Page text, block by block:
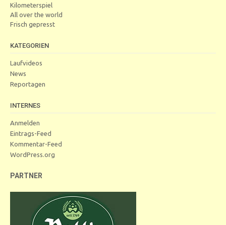
Kilometerspiel
All over the world
Frisch gepresst
KATEGORIEN
Laufvideos
News
Reportagen
INTERNES
Anmelden
Eintrags-Feed
Kommentar-Feed
WordPress.org
PARTNER